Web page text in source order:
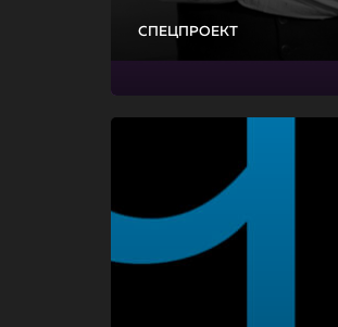
СПЕЦПРОЕКТ